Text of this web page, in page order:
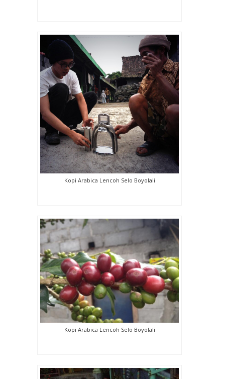
Kopi Arabica Lencoh Selo Boyolali
Kopi Arabica Lencoh Selo Boyolali